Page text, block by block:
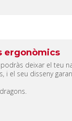
ergonòmics
deixar el teu
i el seu disseny